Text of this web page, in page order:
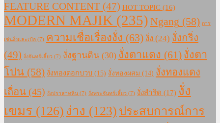
FEATURE CONTENT (47) HOT TOPIC (16)
MODERN MAJIK (235) Ngang (58) การ
เซ่นงั่งและเป๋อ (7) ความเชื่อเรื่องงั่ง (63) งั่ง (24) งั่งกริ่ง
(49) งั่งจันทร์เสี้ยว (7) งั่งฐานดิน (30) งั่งตาแดง (61) งั่งตา
โปน (58) งั่งทองดอกบวบ (15) งั่งทองผสม (14) งั่งทองแดง
เถื่อน (45) งั่งปราสาทหิน (7) งั่งพระจันทร์เสี้ยว (7) งั่งสำริด (17) งั่ง
เขมร (126) ง่าง (123) ประสบการณ์การ